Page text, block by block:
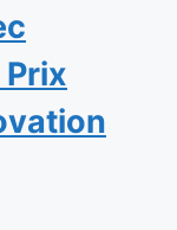
Prix